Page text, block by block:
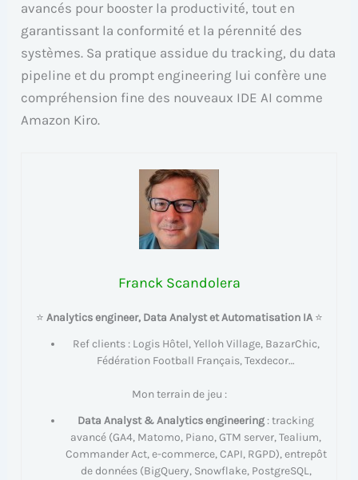
avancés pour booster la productivité, tout en
garantissant la conformité et la pérennité des
systèmes. Sa pratique assidue du tracking, du data
pipeline et du prompt engineering lui confère une
compréhension fine des nouveaux IDE AI comme
Amazon Kiro.
Franck Scandolera
⭐ Analytics engineer, Data Analyst et Automatisation IA⭐
Ref clients : Logis Hôtel, Yelloh Village, BazarChic,
Fédération Football Français, Texdecor…
Mon terrain de jeu :
Data Analyst & Analytics engineering: tracking
avancé (GA4, Matomo, Piano, GTM server, Tealium,
Commander Act, e-commerce, CAPI, RGPD), entrepôt
de données (BigQuery, Snowflake, PostgreSQL,